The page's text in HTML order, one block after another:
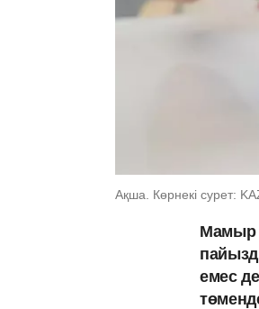
Ақша. Көрнекі сурет:
Мамыр
емес